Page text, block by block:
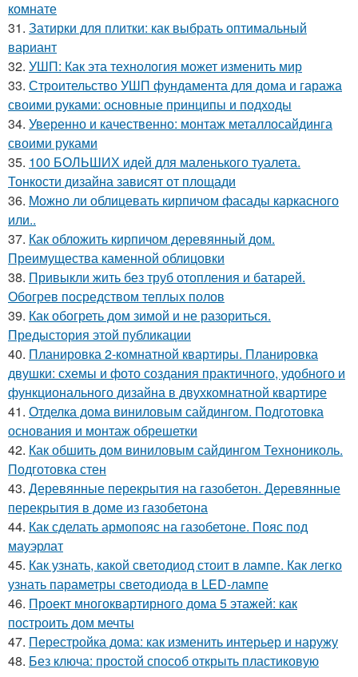
комнате
31. Затирки для плитки: как выбрать оптимальный
вариант
32. УШП: Как эта технология может изменить мир
33. Строительство УШП фундамента для дома и гаража
своими руками: основные принципы и подходы
34. Уверенно и качественно: монтаж металлосайдинга
своими руками
35. 100 БОЛЬШИХ идей для маленького туалета.
Тонкости дизайна зависят от площади
36. Можно ли облицевать кирпичом фасады каркасного
или..
37. Как обложить кирпичом деревянный дом.
Преимущества каменной облицовки
38. Привыкли жить без труб отопления и батарей.
Обогрев посредством теплых полов
39. Как обогреть дом зимой и не разориться.
Предыстория этой публикации
40. Планировка 2-комнатной квартиры. Планировка
двушки: схемы и фото создания практичного, удобного и
функционального дизайна в двухкомнатной квартире
41. Отделка дома виниловым сайдингом. Подготовка
основания и монтаж обрешетки
42. Как обшить дом виниловым сайдингом Технониколь.
Подготовка стен
43. Деревянные перекрытия на газобетон. Деревянные
перекрытия в доме из газобетона
44. Как сделать армопояс на газобетоне. Пояс под
мауэрлат
45. Как узнать, какой светодиод стоит в лампе. Как легко
узнать параметры светодиода в LED-лампе
46. Проект многоквартирного дома 5 этажей: как
построить дом мечты
47. Перестройка дома: как изменить интерьер и наружу
48. Без ключа: простой способ открыть пластиковую